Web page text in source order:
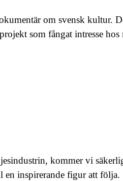
om svensk kultur.
som fångat intresse
kommer vi
en inspirerande figur att följa.